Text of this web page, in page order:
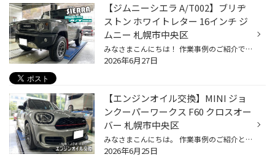
【ジムニーシエラ A/T002】ブリヂ
ストン ホワイトレター 16インチ ジ
ムニー 札幌市中央区
みなさまこんにちは！ 作業事例のご紹介です。 デューラー A/T002 ジムニーシエラ 以前から大変お世話になっているお客様。 元々装着していた「夏タイヤ」がそろそろ5年目ということでご相談いただきました。 おクルマを乗られる頻度＆距離は少ないお客様でしたが、 「ジムニーシエラ」らしいタイヤ...
2026年6月27日
【エンジンオイル交換】MINI ジョ
ンクーパーワークス F60 クロスオー
バー 札幌市中央区
みなさまこんにちは。 作業事例のご紹介となります♪ MINI クロスオーバー ジョンクーパーワークス エンジンオイル交換 先日「POTENZA S007AｘENKEI RS05RR」のお取り付けをさせていただきました車両になります。 エンジンオイルの入荷にお時間がかかってしまい大変申し訳ございませんでした。。。 ...
2026年6月25日